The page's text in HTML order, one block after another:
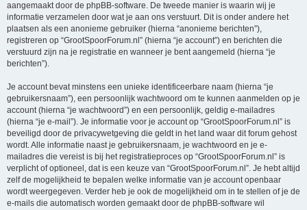
aangemaakt door de phpBB-software. De tweede manier is waarin wij je
informatie verzamelen door wat je aan ons verstuurt. Dit is onder andere het
plaatsen als een anonieme gebruiker (hierna “anonieme berichten”),
registreren op “GrootSpoorForum.nl” (hierna “je account”) en berichten die
verstuurd zijn na je registratie en wanneer je bent aangemeld (hierna “je
berichten”).
Je account bevat minstens een unieke identificeerbare naam (hierna “je
gebruikersnaam”), een persoonlijk wachtwoord om te kunnen aanmelden op je
account (hierna “je wachtwoord”) en een persoonlijk, geldig e-mailadres
(hierna “je e-mail”). Je informatie voor je account op “GrootSpoorForum.nl” is
beveiligd door de privacywetgeving die geldt in het land waar dit forum gehost
wordt. Alle informatie naast je gebruikersnaam, je wachtwoord en je e-
mailadres die vereist is bij het registratieproces op “GrootSpoorForum.nl” is
verplicht of optioneel, dat is een keuze van “GrootSpoorForum.nl”. Je hebt altijd
zelf de mogelijkheid te bepalen welke informatie van je account openbaar
wordt weergegeven. Verder heb je ook de mogelijkheid om in te stellen of je de
e-mails die automatisch worden gemaakt door de phpBB-software wil